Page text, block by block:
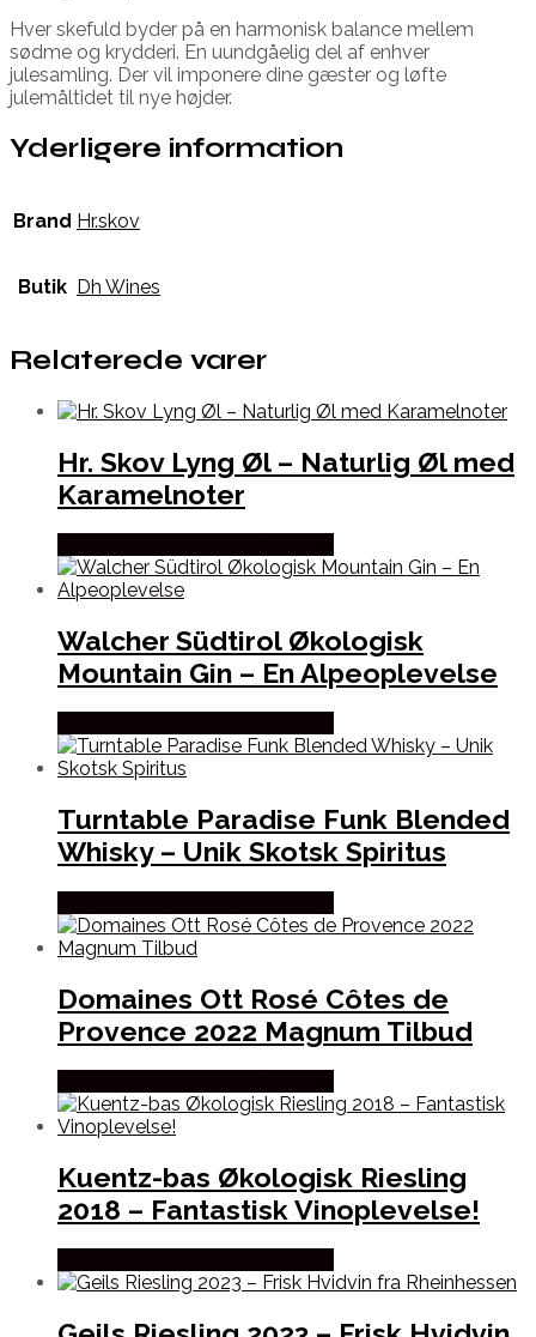
Hver skefuld byder på en harmonisk balance mellem
sødme og krydderi. En uundgåelig del af enhver
julesamling. Der vil imponere dine gæster og løfte
julemåltidet til nye højder.
Yderligere information
Brand Hr.skov
Butik Dh Wines
Relaterede varer
Hr. Skov Lyng Øl – Naturlig Øl med
Karamelnoter
Walcher Südtirol Økologisk
Mountain Gin – En Alpeoplevelse
Turntable Paradise Funk Blended
Whisky – Unik Skotsk Spiritus
Domaines Ott Rosé Côtes de
Provence 2022 Magnum Tilbud
Kuentz-bas Økologisk Riesling
2018 – Fantastisk Vinoplevelse!